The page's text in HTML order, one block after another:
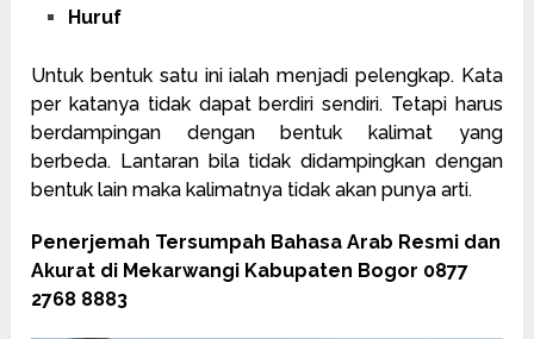
Huruf
Untuk bentuk satu ini ialah menjadi pelengkap. Kata
per katanya tidak dapat berdiri sendiri. Tetapi harus
berdampingan dengan bentuk kalimat yang
berbeda. Lantaran bila tidak didampingkan dengan
bentuk lain maka kalimatnya tidak akan punya arti.
Penerjemah Tersumpah Bahasa Arab Resmi dan
Akurat di Mekarwangi Kabupaten Bogor 0877
2768 8883